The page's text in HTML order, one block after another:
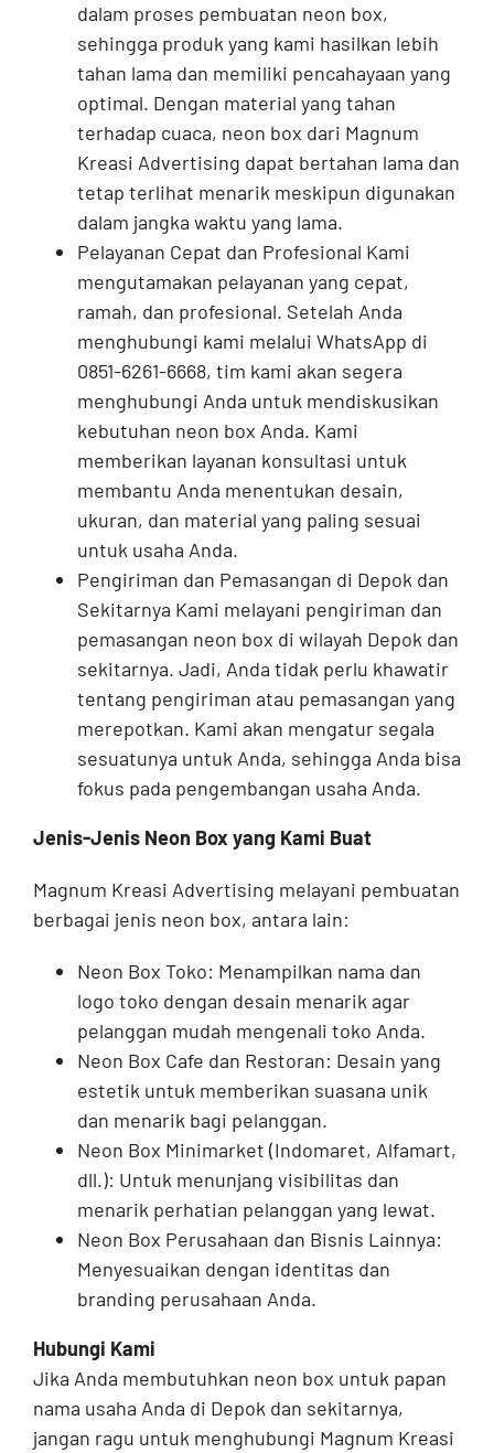
dalam proses pembuatan neon box,
sehingga produk yang kami hasilkan lebih
tahan lama dan memiliki pencahayaan yang
optimal. Dengan material yang tahan
terhadap cuaca, neon box dari Magnum
Kreasi Advertising dapat bertahan lama dan
tetap terlihat menarik meskipun digunakan
dalam jangka waktu yang lama.
Pelayanan Cepat dan Profesional Kami
mengutamakan pelayanan yang cepat,
ramah, dan profesional. Setelah Anda
menghubungi kami melalui WhatsApp di
0851-6261-6668, tim kami akan segera
menghubungi Anda untuk mendiskusikan
kebutuhan neon box Anda. Kami
memberikan layanan konsultasi untuk
membantu Anda menentukan desain,
ukuran, dan material yang paling sesuai
untuk usaha Anda.
Pengiriman dan Pemasangan di Depok dan
Sekitarnya Kami melayani pengiriman dan
pemasangan neon box di wilayah Depok dan
sekitarnya. Jadi, Anda tidak perlu khawatir
tentang pengiriman atau pemasangan yang
merepotkan. Kami akan mengatur segala
sesuatunya untuk Anda, sehingga Anda bisa
fokus pada pengembangan usaha Anda.
Jenis-Jenis Neon Box yang Kami Buat
Magnum Kreasi Advertising melayani pembuatan
berbagai jenis neon box, antara lain:
Neon Box Toko: Menampilkan nama dan
logo toko dengan desain menarik agar
pelanggan mudah mengenali toko Anda.
Neon Box Cafe dan Restoran: Desain yang
estetik untuk memberikan suasana unik
dan menarik bagi pelanggan.
Neon Box Minimarket (Indomaret, Alfamart,
dll.): Untuk menunjang visibilitas dan
menarik perhatian pelanggan yang lewat.
Neon Box Perusahaan dan Bisnis Lainnya:
Menyesuaikan dengan identitas dan
branding perusahaan Anda.
Hubungi Kami
Jika Anda membutuhkan neon box untuk papan
nama usaha Anda di Depok dan sekitarnya,
jangan ragu untuk menghubungi Magnum Kreasi